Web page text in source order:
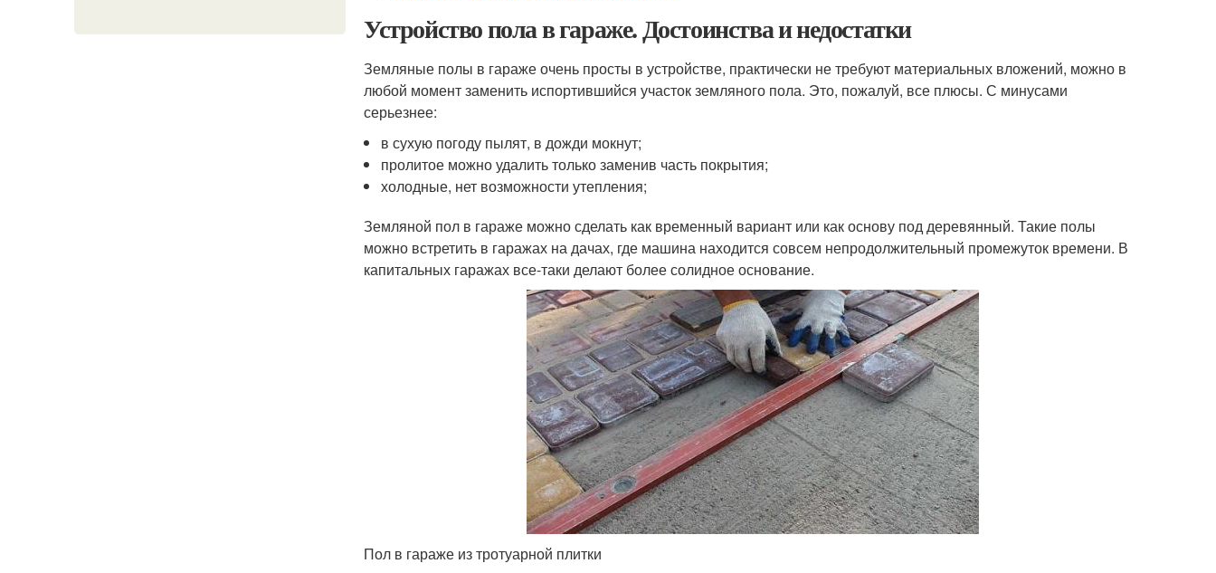
Устройство пола в гараже. Достоинства и недостатки
Земляные полы в гараже очень просты в устройстве, практически не требуют материальных вложений, можно в
любой момент заменить испортившийся участок земляного пола. Это, пожалуй, все плюсы. С минусами
серьезнее:
в сухую погоду пылят, в дожди мокнут;
пролитое можно удалить только заменив часть покрытия;
холодные, нет возможности утепления;
Земляной пол в гараже можно сделать как временный вариант или как основу под деревянный. Такие полы
можно встретить в гаражах на дачах, где машина находится совсем непродолжительный промежуток времени. В
капитальных гаражах все-таки делают более солидное основание.
Пол в гараже из тротуарной плитки